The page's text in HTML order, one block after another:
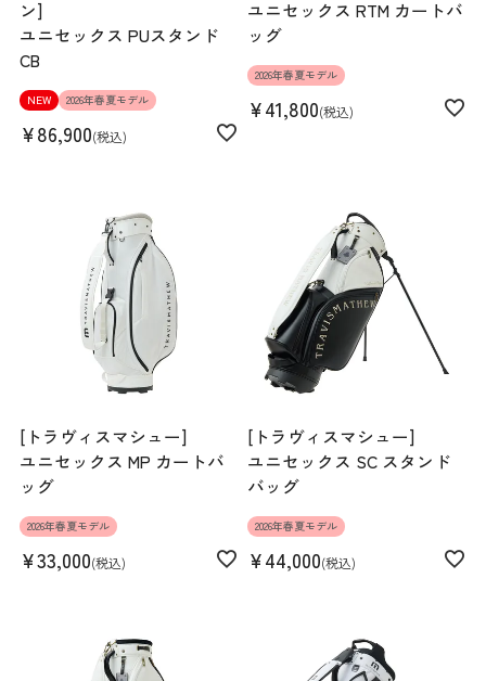
ン]
ユニセックス PUスタンド
CB
NEW 2026年春夏モデル
¥86,900 税込
ユニセックス RTM カートバ
ッグ
2026年春夏モデル
¥41,800 税込
[トラヴィスマシュー]
ユニセックス MP カートバ
ッグ
2026年春夏モデル
¥33,000 税込
[トラヴィスマシュー]
ユニセックス SC スタンド
バッグ
2026年春夏モデル
¥44,000 税込